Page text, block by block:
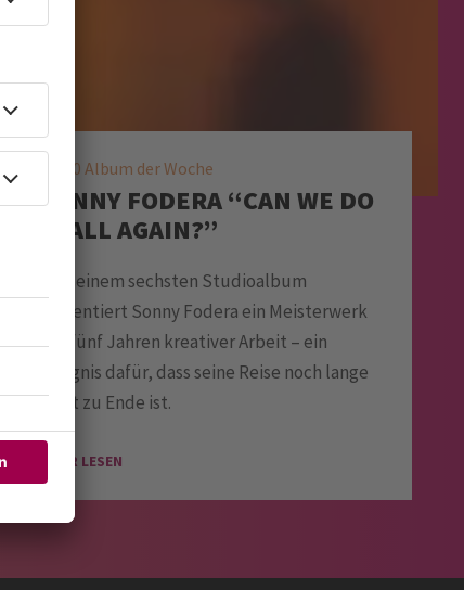
KW30 Album der Woche
SONNY FODERA “CAN WE DO
IT ALL AGAIN?”
Mit seinem sechsten Studioalbum
präsentiert Sonny Fodera ein Meisterwerk
aus fünf Jahren kreativer Arbeit – ein
Zeugnis dafür, dass seine Reise noch lange
nicht zu Ende ist.
MEHR LESEN